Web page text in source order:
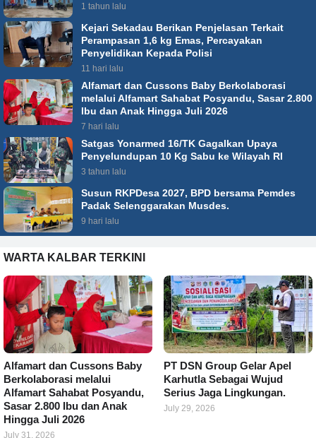
1 tahun lalu
Kejari Sekadau Berikan Penjelasan Terkait
Perampasan 1,6 kg Emas, Percayakan
Penyelidikan Kepada Polisi
11 hari lalu
Alfamart dan Cussons Baby Berkolaborasi
melalui Alfamart Sahabat Posyandu, Sasar 2.800
Ibu dan Anak Hingga Juli 2026
7 hari lalu
Satgas Yonarmed 16/TK Gagalkan Upaya
Penyelundupan 10 Kg Sabu ke Wilayah RI
3 tahun lalu
Susun RKPDesa 2027, BPD bersama Pemdes
Padak Selenggarakan Musdes.
9 hari lalu
WARTA KALBAR TERKINI
Alfamart dan Cussons Baby
Berkolaborasi melalui
Alfamart Sahabat Posyandu,
Sasar 2.800 Ibu dan Anak
Hingga Juli 2026
July 31, 2026
PT DSN Group Gelar Apel
Karhutla Sebagai Wujud
Serius Jaga Lingkungan.
July 29, 2026